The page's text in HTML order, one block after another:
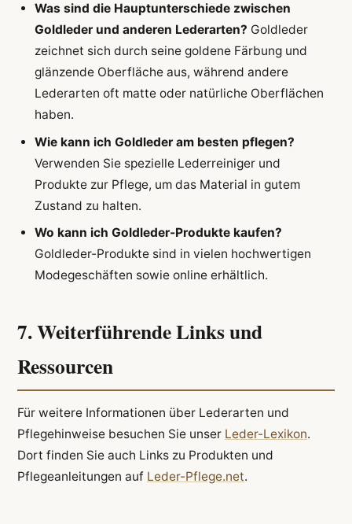
Was sind die Hauptunterschiede zwischen
Goldleder und anderen Lederarten? Goldleder
zeichnet sich durch seine goldene Färbung und
glänzende Oberfläche aus, während andere
Lederarten oft matte oder natürliche Oberflächen
haben.
Wie kann ich Goldleder am besten pflegen?
Verwenden Sie spezielle Lederreiniger und
Produkte zur Pflege, um das Material in gutem
Zustand zu halten.
Wo kann ich Goldleder-Produkte kaufen?
Goldleder-Produkte sind in vielen hochwertigen
Modegeschäften sowie online erhältlich.
7. Weiterführende Links und
Ressourcen
Für weitere Informationen über Lederarten und
Pflegehinweise besuchen Sie unser Leder-Lexikon.
Dort finden Sie auch Links zu Produkten und
Pflegeanleitungen auf Leder-Pflege.net.